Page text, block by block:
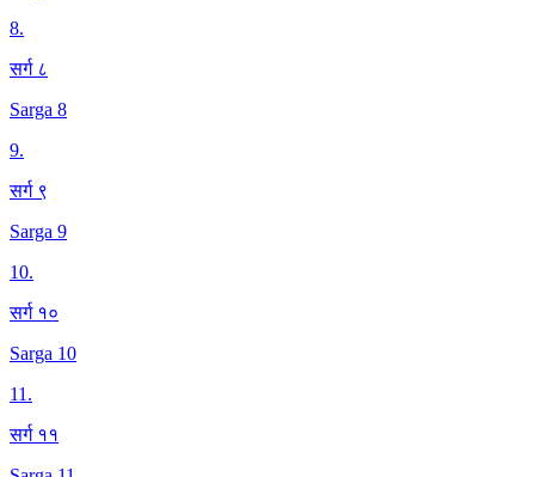
8.
सर्ग ८
Sarga 8
9.
सर्ग ९
Sarga 9
10.
सर्ग १०
Sarga 10
11.
सर्ग ११